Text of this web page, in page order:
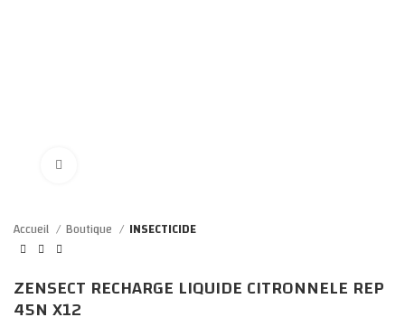
Accueil Boutique INSECTICIDE
ZENSECT RECHARGE LIQUIDE CITRONNELE REP
45N X12